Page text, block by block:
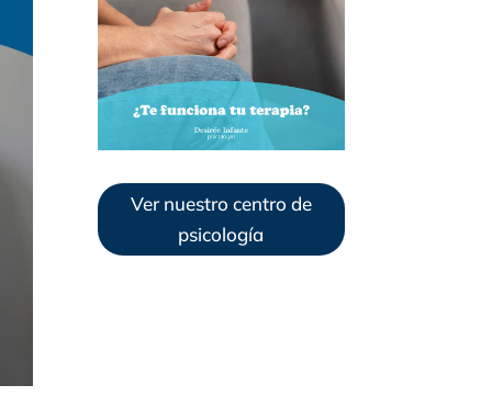
Ver nuestro centro de
psicología